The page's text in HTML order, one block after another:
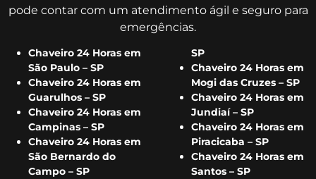
pode contar com um atendimento ágil e seguro para
emergências.
Chaveiro 24 Horas em
São Paulo – SP
Chaveiro 24 Horas em
Guarulhos – SP
Chaveiro 24 Horas em
Campinas – SP
Chaveiro 24 Horas em
São Bernardo do
Campo – SP
SP
Chaveiro 24 Horas em
Mogi das Cruzes – SP
Chaveiro 24 Horas em
Jundiaí – SP
Chaveiro 24 Horas em
Piracicaba – SP
Chaveiro 24 Horas em
Santos – SP